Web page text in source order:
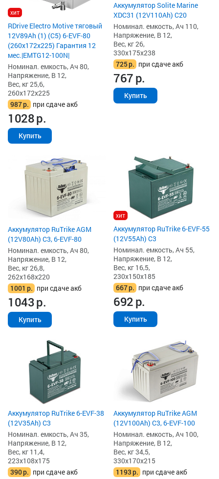
хит
RDrive Electro Motive тяговый
12V89Ah (1) (C5) 6-EVF-80
(260x172x225) Гарантия 12
мес.|EMTG12-100N|
Номинал. емкость, Ач 80,
Напряжение, В 12,
Вес, кг 25,6,
260x172x225
987р. при сдаче акб
1028р.
Купить
Аккумулятор Solite Marine
XDC31 (12V110Ah) С20
Номинал. емкость, Ач 110,
Напряжение, В 12,
Вес, кг 26,
330x175x238
725р. при сдаче акб
767р.
Купить
Аккумулятор RuTrike AGM
(12V80Ah) C3, 6-EVF-80
Номинал. емкость, Ач 80,
Напряжение, В 12,
Вес, кг 26,8,
262x168x220
1001 р. при сдаче акб
1043р.
Купить
хит
Аккумулятор RuTrike 6-EVF-55
(12V55Ah) C3
Номинал. емкость, Ач 55,
Напряжение, В 12,
Вес, кг 16,5,
230x150x185
667р. при сдаче акб
692р.
Купить
Аккумулятор RuTrike 6-EVF-38
(12V35Ah) C3
Номинал. емкость, Ач 35,
Напряжение, В 12,
Вес, кг 11,4,
223x108x175
390р. при сдаче акб
Аккумулятор RuTrike AGM
(12V100Ah) C3, 6-EVF-100
Номинал. емкость, Ач 100,
Напряжение, В 12,
Вес, кг 34,5,
330x170x215
1193р. при сдаче акб